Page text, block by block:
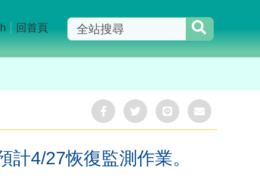
回首頁
分
Facebook
分
Twitter
分
分
4/27恢復監測作業。